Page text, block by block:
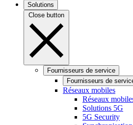
Solutions
Close button
Fournisseurs de service
Fournisseurs de
Réseaux mobiles
Réseaux
Solutions 5G
5G Security